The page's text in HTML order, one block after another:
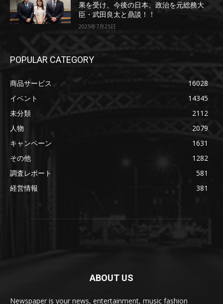
果を受け、今後の日本、政治を元総務大
臣・武田良太と鼎談！！
2025年7月25日
POPULAR CATEGORY
商品サービス
16028
イベント
14345
未分類
2112
人物
2079
キャンペーン
1631
その他
1282
調査レポート
581
経営情報
381
ABOUT US
Newspaper is your news, entertainment, music fashion